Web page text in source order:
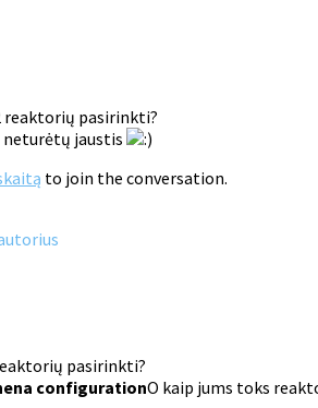
reaktorių pasirinkti?
neturėtų jaustis
to join the conversation.
pasirinkti?
configurationO kaip jums toks